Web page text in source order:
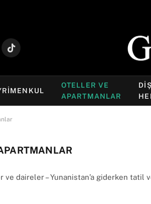
TikTok
OTELLER VE
APARTMANLAR
DIŞ
ve daireler – Yunanistan’a giderken tatil